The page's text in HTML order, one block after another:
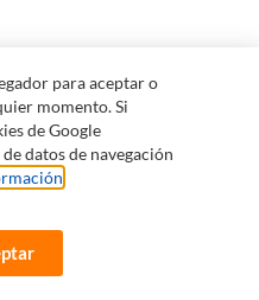
para aceptar o
momento. Si
de Google
datos de navegación